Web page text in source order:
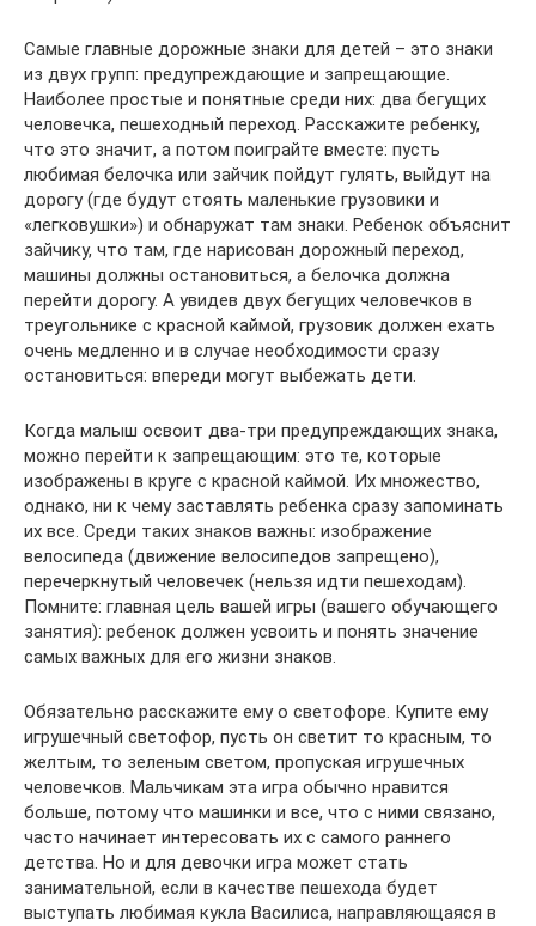
Самые главные дорожные знаки для детей – это знаки
из двух групп: предупреждающие и запрещающие.
Наиболее простые и понятные среди них: два бегущих
человечка, пешеходный переход. Расскажите ребенку,
что это значит, а потом поиграйте вместе: пусть
любимая белочка или зайчик пойдут гулять, выйдут на
дорогу (где будут стоять маленькие грузовики и
«легковушки») и обнаружат там знаки. Ребенок объяснит
зайчику, что там, где нарисован дорожный переход,
машины должны остановиться, а белочка должна
перейти дорогу. А увидев двух бегущих человечков в
треугольнике с красной каймой, грузовик должен ехать
очень медленно и в случае необходимости сразу
остановиться: впереди могут выбежать дети.
Когда малыш освоит два-три предупреждающих знака,
можно перейти к запрещающим: это те, которые
изображены в круге с красной каймой. Их множество,
однако, ни к чему заставлять ребенка сразу запоминать
их все. Среди таких знаков важны: изображение
велосипеда (движение велосипедов запрещено),
перечеркнутый человечек (нельзя идти пешеходам).
Помните: главная цель вашей игры (вашего обучающего
занятия): ребенок должен усвоить и понять значение
самых важных для его жизни знаков.
Обязательно расскажите ему о светофоре. Купите ему
игрушечный светофор, пусть он светит то красным, то
желтым, то зеленым светом, пропуская игрушечных
человечков. Мальчикам эта игра обычно нравится
больше, потому что машинки и все, что с ними связано,
часто начинает интересовать их с самого раннего
детства. Но и для девочки игра может стать
занимательной, если в качестве пешехода будет
выступать любимая кукла Василиса, направляющаяся в